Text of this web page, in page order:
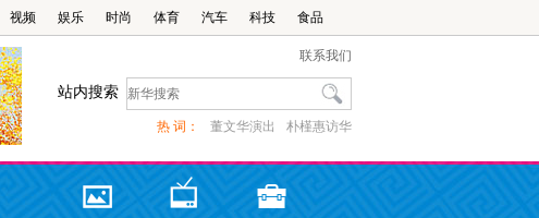
视频 娱乐 时尚 体育 汽车 科技 食品
联系我们
站内搜索
热 词： 朴槿惠访华
董文华演出